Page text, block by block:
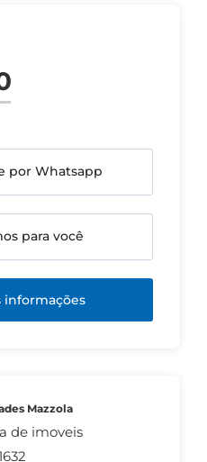
por Whatsapp
para você
informações
Mazzola
de imoveis